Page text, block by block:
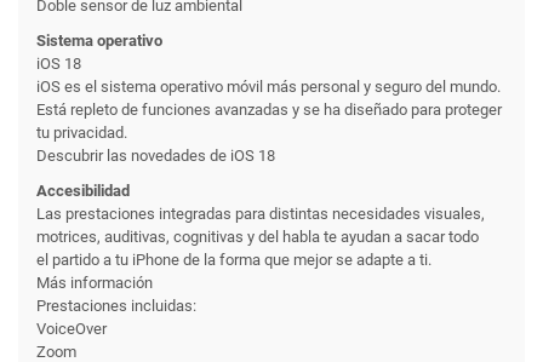
Doble sensor de luz ambiental
Sistema operativo
iOS 18
iOS es el sistema operativo móvil más personal y seguro del mundo.
Está repleto de funciones avanzadas y se ha diseñado para proteger
tu privacidad.
Descubrir las novedades de iOS 18
Accesibilidad
Las prestaciones integradas para distintas necesidades visuales,
motrices, auditivas, cognitivas y del habla te ayudan a sacar todo
el partido a tu iPhone de la forma que mejor se adapte a ti.
Más información
Prestaciones incluidas:
VoiceOver
Zoom